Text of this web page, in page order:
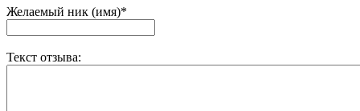
Желаемый ник (имя)*
Текст отзыва: